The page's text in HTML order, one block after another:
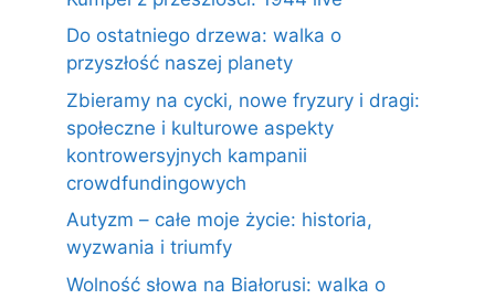
Do ostatniego drzewa: walka o
przyszłość naszej planety
Zbieramy na cycki, nowe fryzury i dragi:
społeczne i kulturowe aspekty
kontrowersyjnych kampanii
crowdfundingowych
Autyzm – całe moje życie: historia,
wyzwania i triumfy
Wolność słowa na Białorusi: walka o